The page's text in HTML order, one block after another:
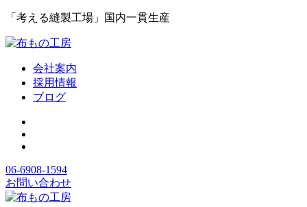
「考える縫製工場」国内一貫生産
会社案内
採用情報
ブログ
06-6908-1594
お問い合わせ